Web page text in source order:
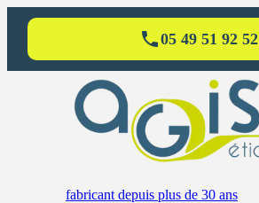
05 49 51 92 52
fabricant depuis plus de 30 ans